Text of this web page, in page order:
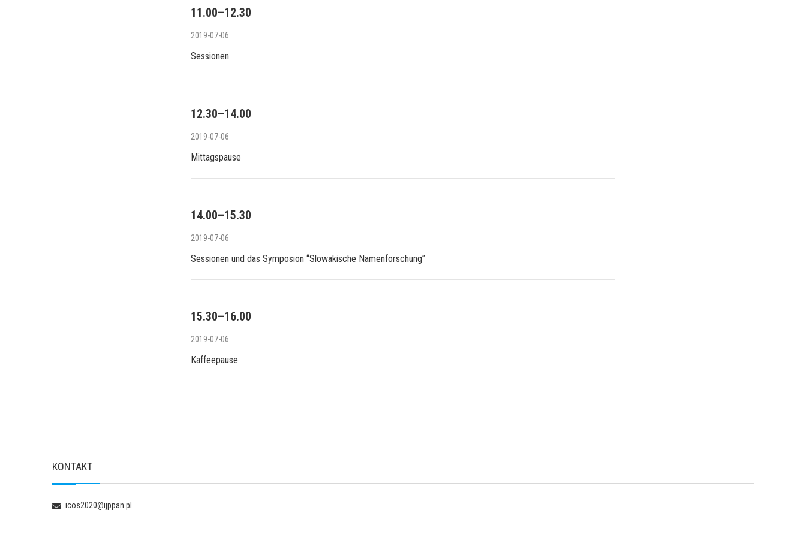
11.00–12.30
2019-07-06
Sessionen
12.30–14.00
2019-07-06
Mittagspause
14.00–15.30
2019-07-06
Sessionen und das Symposion “Slowakische Namenforschung”
15.30–16.00
2019-07-06
Kaffeepause
KONTAKT
icos2020@ijppan.pl